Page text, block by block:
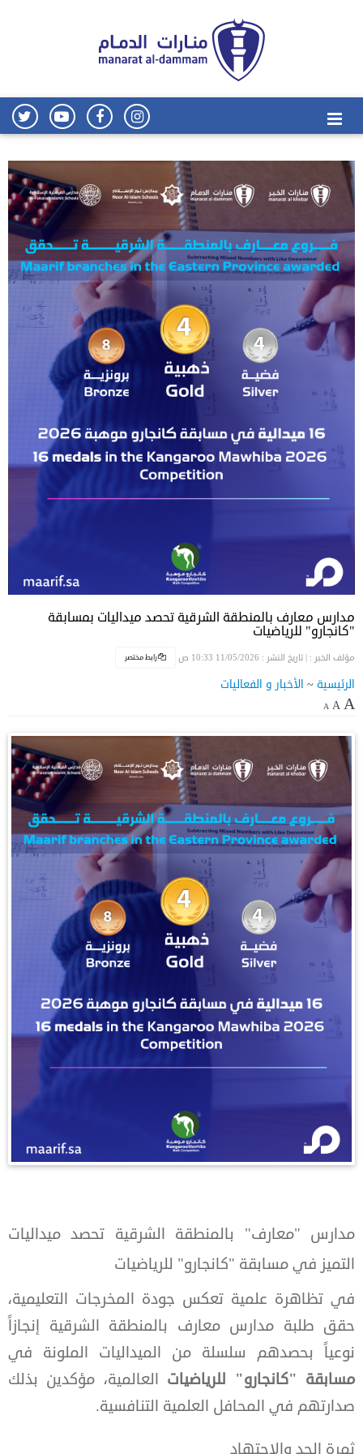
مدارس معارف بالمنطقة الشرقية تحصد ميداليات بمسابقة
"كانجارو" للرياضيات
مؤلف الخبر : | تاريخ النشر : 11/05/2026 10:33 ص رابط مختصر
الرئيسية ~ الأخبار و الفعاليات
A A A
مدارس "معارف" بالمنطقة الشرقية تحصد ميداليات
التميز في مسابقة "كانجارو" للرياضيات
في تظاهرة علمية تعكس جودة المخرجات التعليمية،
حقق طلبة مدارس معارف بالمنطقة الشرقية إنجازاً
نوعياً بحصدهم سلسلة من الميداليات الملونة في
مسابقة "كانجارو" للرياضيات العالمية، مؤكدين بذلك
صدارتهم في المحافل العلمية التنافسية.
ثمرة الجد والاجتهاد